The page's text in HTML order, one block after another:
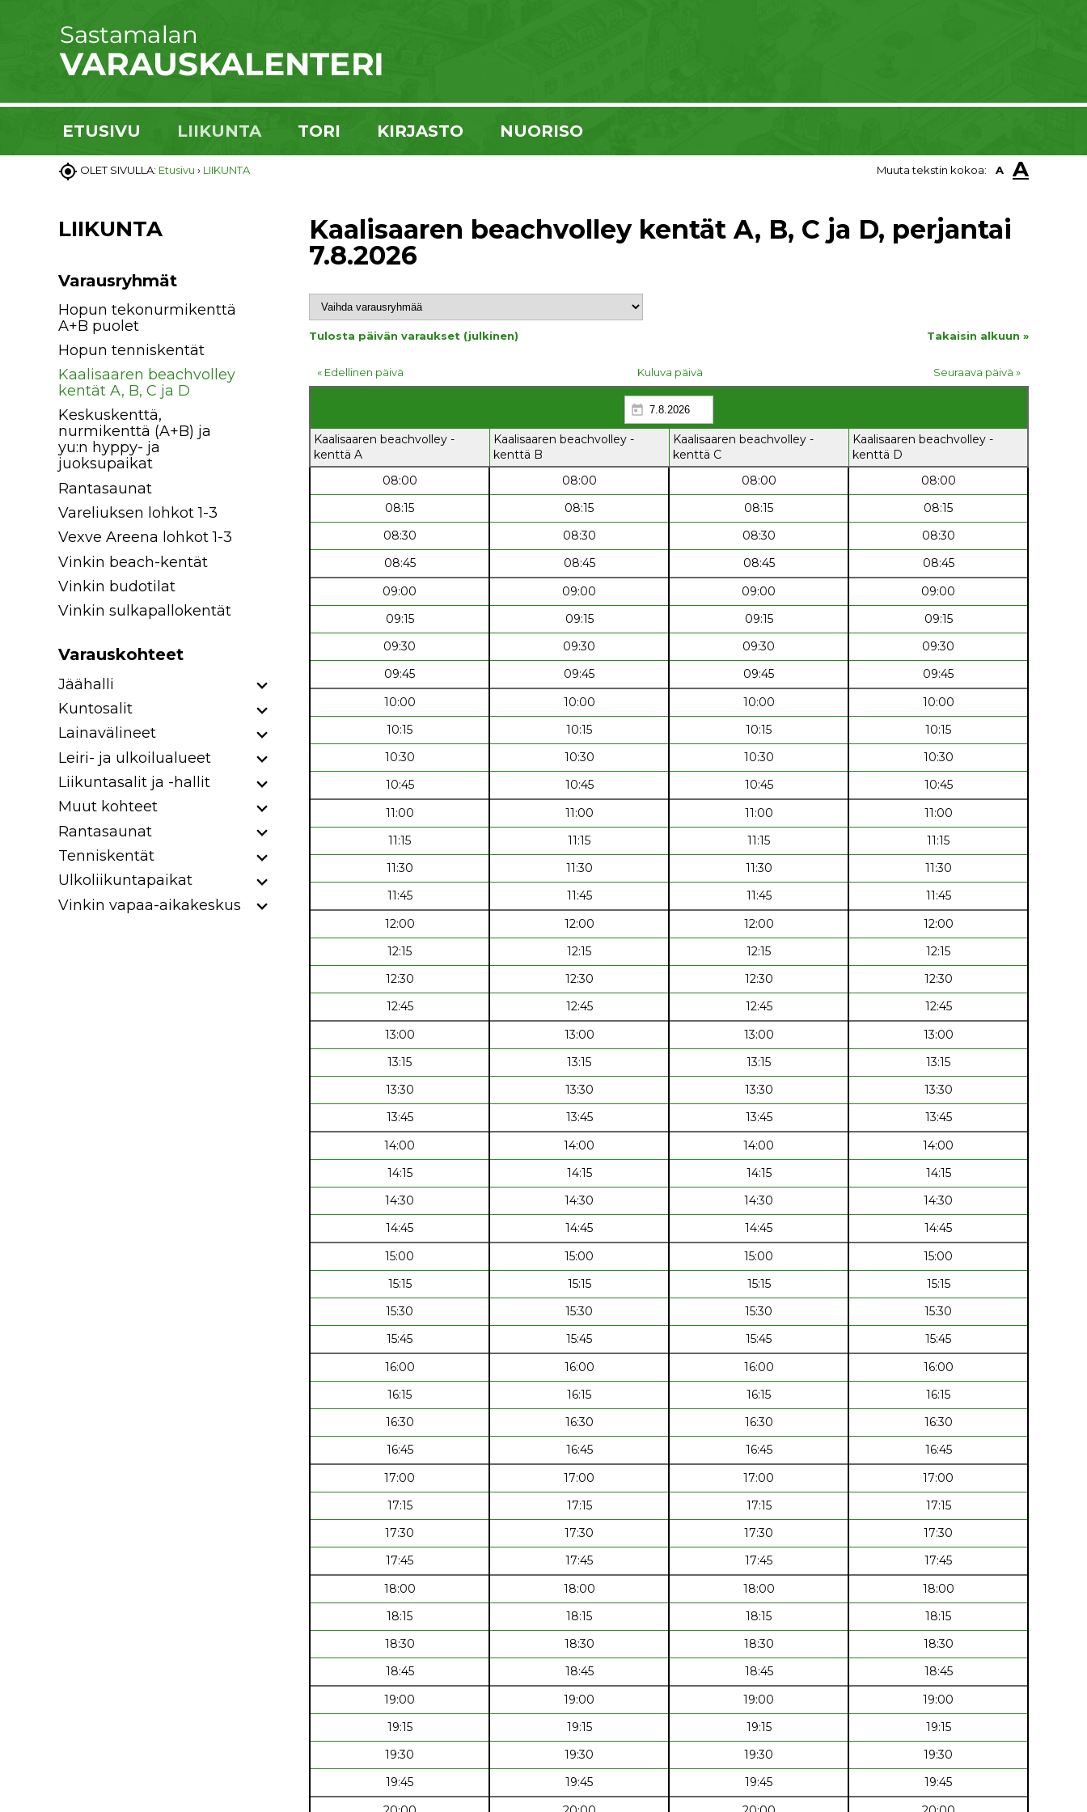
ETUSIVU LIIKUNTA TORI KIRJASTO NUORISO
 OLET SIVULLA: Etusivu › LIIKUNTA Muuta tekstin kokoa: A A
LIIKUNTA
Varausryhmät
Hopun tekonurmikenttä
A+B puolet
Hopun tenniskentät
Kaalisaaren beachvolley
kentät A, B, C ja D
Keskuskenttä,
nurmikenttä (A+B) ja
yu:n hyppy- ja
juoksupaikat
Rantasaunat
Vareliuksen lohkot 1-3
Vexve Areena lohkot 1-3
Vinkin beach-kentät
Vinkin budotilat
Vinkin sulkapallokentät
Varauskohteet
Jäähalli
Kuntosalit
Lainavälineet
Leiri- ja ulkoilualueet
Liikuntasalit ja -hallit
Muut kohteet
Rantasaunat
Tenniskentät
Ulkoliikuntapaikat
Vinkin vapaa-aikakeskus
Kaalisaaren beachvolley kentät A, B, C ja D, perjantai
7.8.2026
Takaisin alkuun »
Tulosta päivän varaukset (julkinen)
« Edellinen päivä Kuluva päivä Seuraava päivä »
Kaalisaaren beachvolley -
kenttä A
Kaalisaaren beachvolley -
kenttä B
Kaalisaaren beachvolley -
kenttä C
Kaalisaaren beachvolley -
kenttä D
08:00
08:00 08:00
08:00
08:15
08:15 08:15
08:15
08:30
08:30 08:30
08:30
08:45
08:45 08:45
08:45
09:00
09:00 09:00
09:00
09:15
09:15 09:15
09:15
09:30
09:30 09:30
09:30
09:45
09:45 09:45
09:45
10:00
10:00 10:00
10:00
10:15
10:15 10:15
10:15
10:30
10:30 10:30
10:30
10:45
10:45 10:45
10:45
11:00
11:00 11:00
11:00
11:15
11:15 11:15
11:15
11:30
11:30 11:30
11:30
11:45
11:45 11:45
11:45
12:00
12:00 12:00
12:00
12:15
12:15 12:15
12:15
12:30
12:30 12:30
12:30
12:45
12:45 12:45
12:45
13:00
13:00 13:00
13:00
13:15
13:15 13:15
13:15
13:30
13:30 13:30
13:30
13:45
13:45 13:45
13:45
14:00
14:00 14:00
14:00
14:15
14:15 14:15
14:15
14:30
14:30 14:30
14:30
14:45
14:45 14:45
14:45
15:00
15:00 15:00
15:00
15:15
15:15 15:15
15:15
15:30
15:30 15:30
15:30
15:45
15:45 15:45
15:45
16:00
16:00 16:00
16:00
16:15
16:15 16:15
16:15
16:30
16:30 16:30
16:30
16:45
16:45 16:45
16:45
17:00
17:00 17:00
17:00
17:15
17:15 17:15
17:15
17:30
17:30 17:30
17:30
17:45
17:45 17:45
17:45
18:00
18:00 18:00
18:00
18:15
18:15 18:15
18:15
18:30
18:30 18:30
18:30
18:45
18:45 18:45
18:45
19:00
19:00 19:00
19:00
19:15
19:15 19:15
19:15
19:30
19:30 19:30
19:30
19:45
19:45 19:45
19:45